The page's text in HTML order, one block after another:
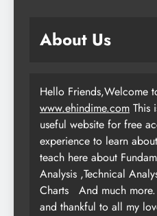
About Us
Hello Friends,Welcome
www.ehindime.com This
useful website for free
experience to learn
teach here about
Analysis ,Technical
Charts
And much
and thankful to all my